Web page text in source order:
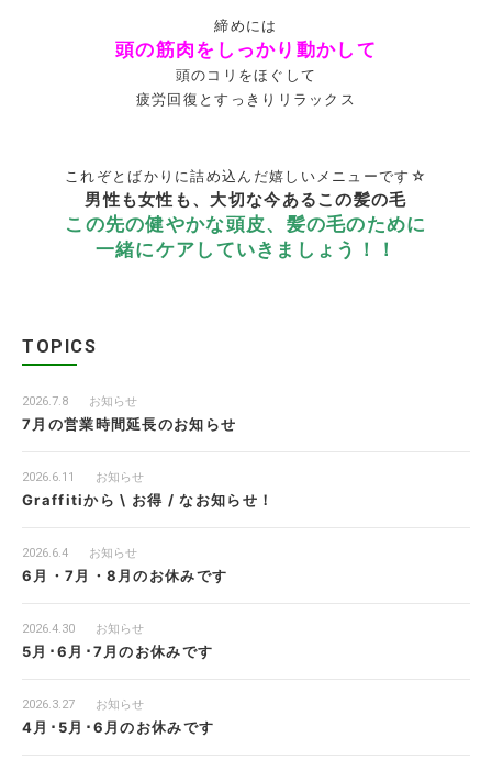
締めには
頭の筋肉をしっかり動かして
頭のコリをほぐして
疲労回復とすっきりリラックス
これぞとばかりに詰め込んだ嬉しいメニューです☆
男性も女性も、大切な今あるこの髪の毛
この先の健やかな頭皮、髪の毛のために
一緒にケアしていきましょう！！
TOPICS
2026.7.8 お知らせ
7月の営業時間延長のお知らせ
2026.6.11 お知らせ
Graffitiから \ お得 / なお知らせ！
2026.6.4 お知らせ
6月・7月・8月のお休みです
2026.4.30 お知らせ
5月･6月･7月のお休みです
2026.3.27 お知らせ
4月･5月･6月のお休みです